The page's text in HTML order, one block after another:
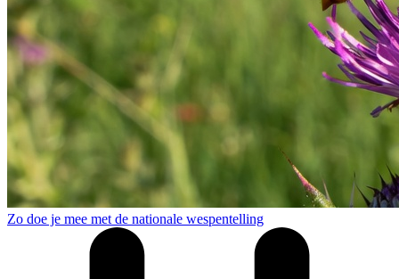
Zo doe je mee met de nationale wespentelling